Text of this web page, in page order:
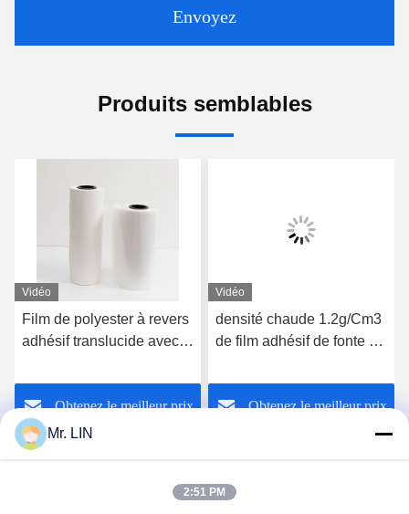
Envoyez
Produits semblables
Vidéo
Film de polyester à revers
adhésif translucide avec
libération/résistance à la
traction 3.5MPa
Obtenez le meilleur prix
Vidéo
densité chaude 1.2g/Cm3
de film adhésif de fonte de
D'EXPLOSION élastique
avec le papier de
Obtenez le meilleur prix
Mr. LIN
2:51 PM